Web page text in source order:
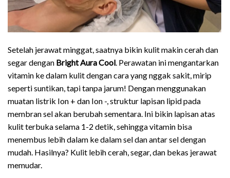
Setelah jerawat minggat, saatnya bikin kulit makin cerah dan
segar dengan Bright Aura Cool. Perawatan ini mengantarkan
vitamin ke dalam kulit dengan cara yang nggak sakit, mirip
seperti suntikan, tapi tanpa jarum! Dengan menggunakan
muatan listrik Ion + dan Ion -, struktur lapisan lipid pada
membran sel akan berubah sementara. Ini bikin lapisan atas
kulit terbuka selama 1-2 detik, sehingga vitamin bisa
menembus lebih dalam ke dalam sel dan antar sel dengan
mudah. Hasilnya? Kulit lebih cerah, segar, dan bekas jerawat
memudar.